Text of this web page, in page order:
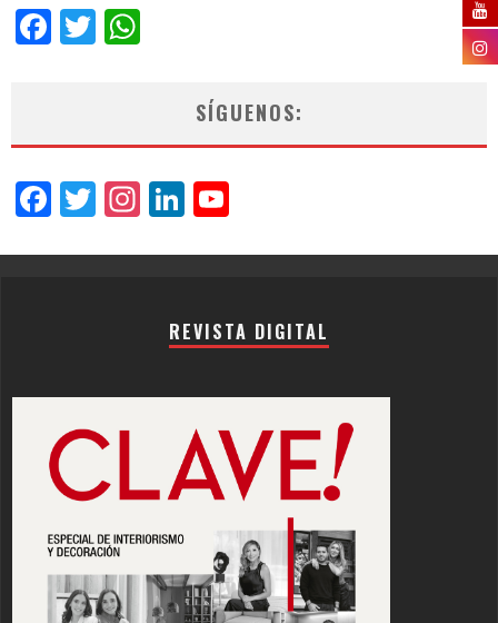
Facebook
Twitter
SÍGUENOS:
Facebook
Twitter
Instagram
LinkedIn
REVISTA DIGITAL